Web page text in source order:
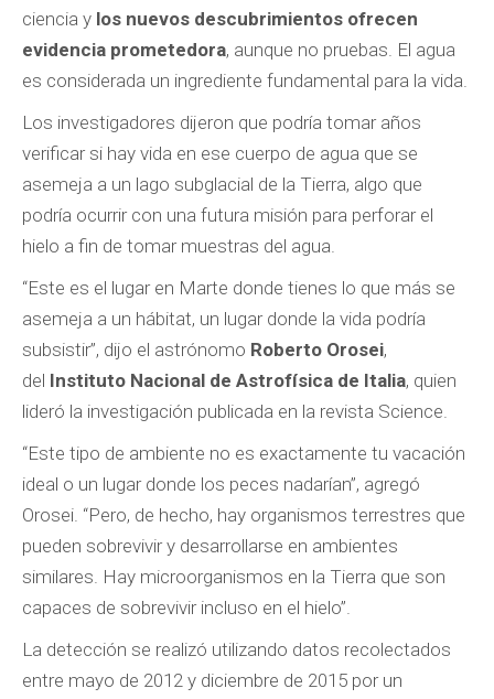
ciencia y los nuevos descubrimientos ofrecen
evidencia prometedora, aunque no pruebas. El agua
es considerada un ingrediente fundamental para la vida.
Los investigadores dijeron que podría tomar años
verificar si hay vida en ese cuerpo de agua que se
asemeja a un lago subglacial de la Tierra, algo que
podría ocurrir con una futura misión para perforar el
hielo a fin de tomar muestras del agua.
“Este es el lugar en Marte donde tienes lo que más se
asemeja a un hábitat, un lugar donde la vida podría
subsistir”, dijo el astrónomo Roberto Orosei,
del Instituto Nacional de Astrofísica de Italia, quien
lideró la investigación publicada en la revista Science.
“Este tipo de ambiente no es exactamente tu vacación
ideal o un lugar donde los peces nadarían”, agregó
Orosei. “Pero, de hecho, hay organismos terrestres que
pueden sobrevivir y desarrollarse en ambientes
similares. Hay microorganismos en la Tierra que son
capaces de sobrevivir incluso en el hielo”.
La detección se realizó utilizando datos recolectados
entre mayo de 2012 y diciembre de 2015 por un